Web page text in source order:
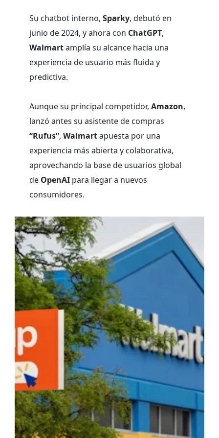
Su chatbot interno, Sparky, debutó en
junio de 2024, y ahora con ChatGPT,
Walmartamplía su alcance hacia una
experiencia de usuario más fluida y
predictiva.
Aunque su principal competidor, Amazon,
lanzó antes su asistente de compras
“Rufus”, Walmartapuesta por una
experiencia más abierta y colaborativa,
aprovechando la base de usuarios global
de OpenAI para llegar a nuevos
consumidores.